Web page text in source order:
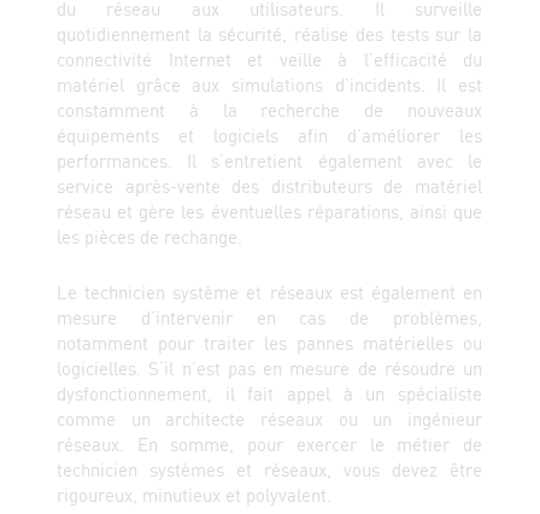
du réseau aux utilisateurs. Il surveille
quotidiennement la sécurité, réalise des tests sur la
connectivité Internet et veille à l’efficacité du
matériel grâce aux simulations d’incidents. Il est
constamment à la recherche de nouveaux
équipements et logiciels afin d’améliorer les
performances. Il s’entretient également avec le
service après-vente des distributeurs de matériel
réseau et gère les éventuelles réparations, ainsi que
les pièces de rechange.
Le technicien système et réseaux est également en
mesure d’intervenir en cas de problèmes,
notamment pour traiter les pannes matérielles ou
logicielles. S’il n’est pas en mesure de résoudre un
dysfonctionnement, il fait appel à un spécialiste
comme un architecte réseaux ou un ingénieur
réseaux. En somme, pour exercer le métier de
technicien systèmes et réseaux, vous devez être
rigoureux, minutieux et polyvalent.